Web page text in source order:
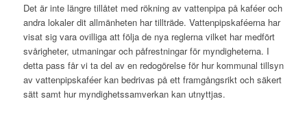
Det är inte längre tillåtet med rökning av vattenpipa på kaféer och
andra lokaler dit allmänheten har tillträde. Vattenpipskaféerna har
visat sig vara ovilliga att följa de nya reglerna vilket har medfört
svårigheter, utmaningar och påfrestningar för myndigheterna. I
detta pass får vi ta del av en redogörelse för hur kommunal tillsyn
av vattenpipskaféer kan bedrivas på ett framgångsrikt och säkert
sätt samt hur myndighetssamverkan kan utnyttjas.